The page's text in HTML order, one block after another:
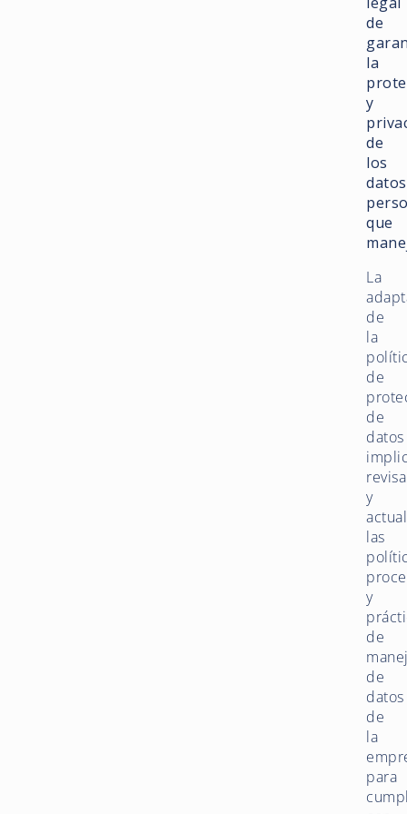
de
la
y
de
los
datos
que
La
de
la
de
de
datos
y
las
y
de
de
datos
de
la
para